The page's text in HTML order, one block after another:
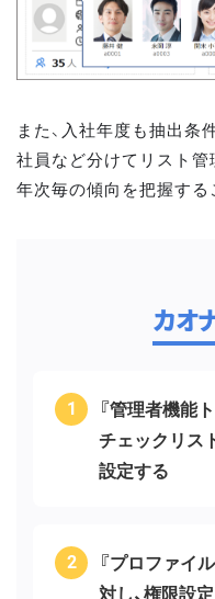
また、入社年度も抽出条
社員など分けてリスト管
年次毎の傾向を把握する
カオ
『管理者機能
チェックリス
設定する
『プロファイ
対し、権限設